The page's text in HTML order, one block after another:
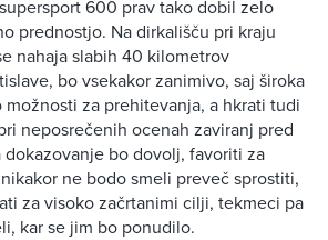
600 prav tako dobil zelo
prednostjo. Na dirkališču pri kraju
nahaja slabih 40 kilometrov
bo vsekakor zanimivo, saj široka
za prehitevanja, a hkrati tudi
neposrečenih ocenah zaviranj pred
bo dovolj, favoriti za
ne bodo smeli preveč sprostiti,
za visoko začrtanimi cilji, tekmeci pa
kar se jim bo ponudilo.